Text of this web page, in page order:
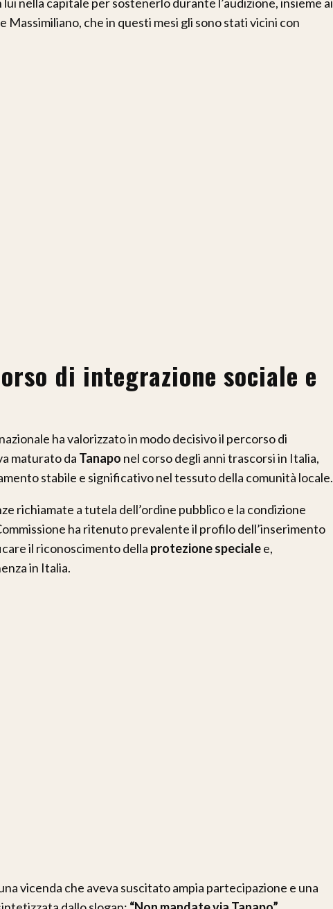
Massimiliano, che in questi mesi gli sono stati vicini con
di integrazione sociale e
ha valorizzato in modo decisivo il percorso di
maturato da Tanapo nel corso degli anni trascorsi in Italia,
stabile e significativo nel tessuto della comunità locale.
richiamate a tutela dell’ordine pubblico e la condizione
ha ritenuto prevalente il profilo dell’inserimento
il riconoscimento della protezione specialee,
in Italia.
vicenda che aveva suscitato ampia partecipazione e una